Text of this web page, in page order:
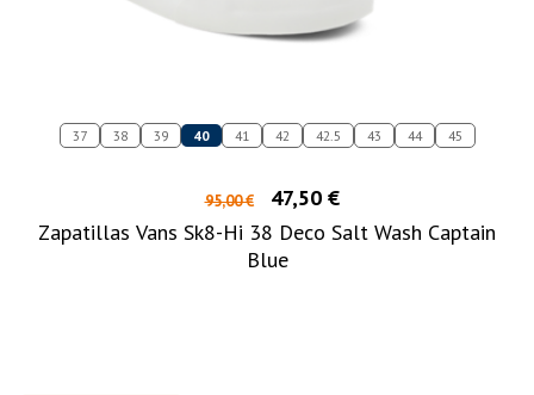
37 38 39 40 41 42 42.5 43 44 45
95,00 €
47,50 €
Zapatillas Vans Sk8-Hi 38 Deco Salt Wash Captain
Blue